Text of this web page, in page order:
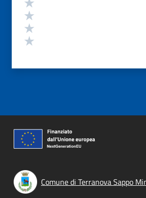
Comune di Terranova Sappo